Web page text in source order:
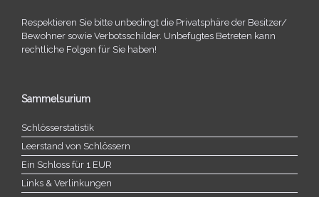
Respektieren Sie bitte unbe­dingt die Privatsphäre der Besitzer/​
Bewohner sowie Verbotsschilder. Unbefugtes Betreten kann
recht­li­che Folgen für Sie haben!
Sammelsurium
Schlösserstatistik
Leerstand von Schlössern
Ein Schloss für 1 EUR
Links & Verlinkungen